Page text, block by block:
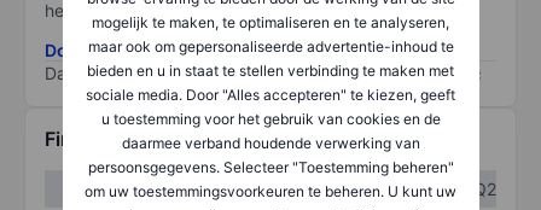
mogelijk te maken, te optimaliseren en te analyseren,
maar ook om gepersonaliseerde advertentie-inhoud te
bieden en u in staat te stellen verbinding te maken met
sociale media. Door "Alles accepteren" te kiezen, geeft
u toestemming voor het gebruik van cookies en de
daarmee verband houdende verwerking van
persoonsgegevens. Selecteer "Toestemming beheren"
om uw toestemmingsvoorkeuren te beheren. U kunt uw
het grootste risico).
Download de ESG-risicomethodologie
Data provided by
/
Financiële gegevens
Q1
Q2